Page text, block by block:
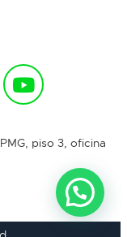
piso 3, oficina